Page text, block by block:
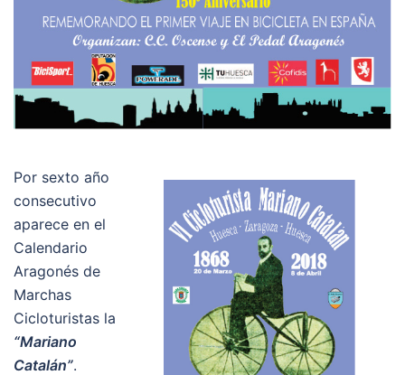
Por sexto año
consecutivo
aparece en el
Calendario
Aragonés de
Marchas
Cicloturistas la
“Mariano
Catalán”.